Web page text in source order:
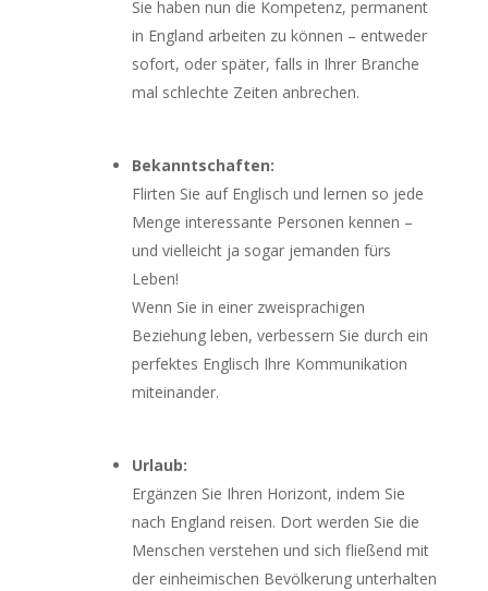
Sie haben nun die Kompetenz, permanent
in England arbeiten zu können – entweder
sofort, oder später, falls in Ihrer Branche
mal schlechte Zeiten anbrechen.
Bekanntschaften:
Flirten Sie auf Englisch und lernen so jede
Menge interessante Personen kennen –
und vielleicht ja sogar jemanden fürs
Leben!
Wenn Sie in einer zweisprachigen
Beziehung leben, verbessern Sie durch ein
perfektes Englisch Ihre Kommunikation
miteinander.
Urlaub:
Ergänzen Sie Ihren Horizont, indem Sie
nach England reisen. Dort werden Sie die
Menschen verstehen und sich fließend mit
der einheimischen Bevölkerung unterhalten